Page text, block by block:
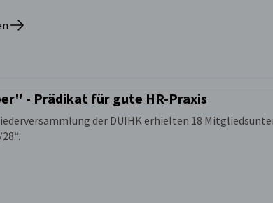
- Prädikat für gute HR-Praxis
der DUIHK erhielten 18